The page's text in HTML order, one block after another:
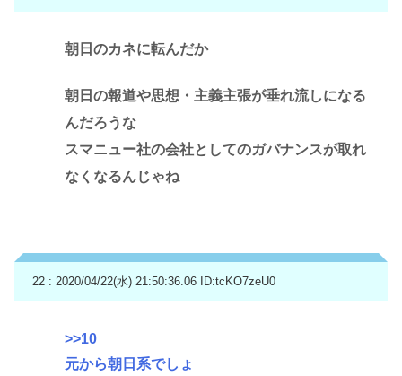
朝日のカネに転んだか
朝日の報道や思想・主義主張が垂れ流しになる
んだろうな
スマニュー社の会社としてのガバナンスが取れ
なくなるんじゃね
22 : 2020/04/22(水) 21:50:36.06 ID:tcKO7zeU0
>>10
元から朝日系でしょ